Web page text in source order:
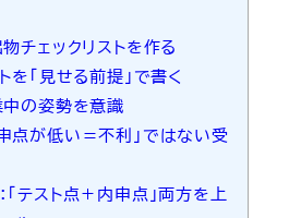
チェックリストを作る
を「見せる前提」で書く
の姿勢を意識
点が低い＝不利」ではない受
テスト点＋内申点」両方を上